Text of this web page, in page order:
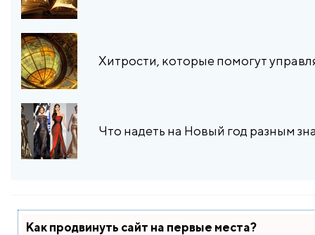
​Хитрости, которые помогут
Что надеть на Новый год разным
Как продвинуть сайт на первые места?